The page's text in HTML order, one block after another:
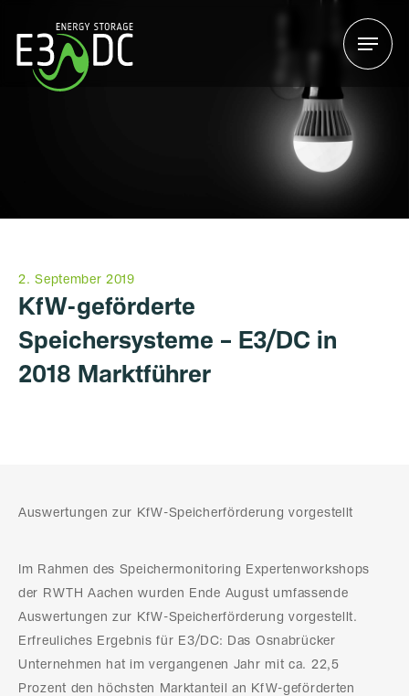
Menu
2. September 2019
KfW-geförderte
Speichersysteme – E3/DC in
2018 Marktführer
Auswertungen zur KfW-Speicherförderung vorgestellt
Im Rahmen des Speichermonitoring Expertenworkshops
der RWTH Aachen wurden Ende August umfassende
Auswertungen zur KfW-Speicherförderung vorgestellt.
Erfreuliches Ergebnis für E3/DC: Das Osnabrücker
Unternehmen hat im vergangenen Jahr mit ca. 22,5
Prozent den höchsten Marktanteil an KfW-geförderten